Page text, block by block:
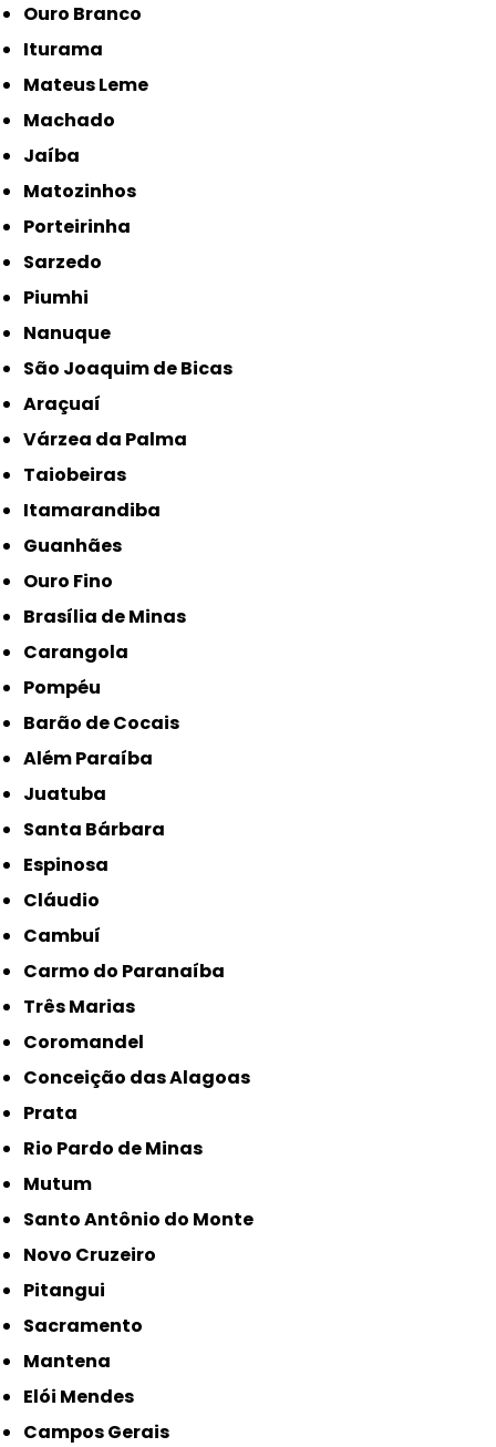
Ouro Branco
Iturama
Mateus Leme
Machado
Jaíba
Matozinhos
Porteirinha
Sarzedo
Piumhi
Nanuque
São Joaquim de Bicas
Araçuaí
Várzea da Palma
Taiobeiras
Itamarandiba
Guanhães
Ouro Fino
Brasília de Minas
Carangola
Pompéu
Barão de Cocais
Além Paraíba
Juatuba
Santa Bárbara
Espinosa
Cláudio
Cambuí
Carmo do Paranaíba
Três Marias
Coromandel
Conceição das Alagoas
Prata
Rio Pardo de Minas
Mutum
Santo Antônio do Monte
Novo Cruzeiro
Pitangui
Sacramento
Mantena
Elói Mendes
Campos Gerais